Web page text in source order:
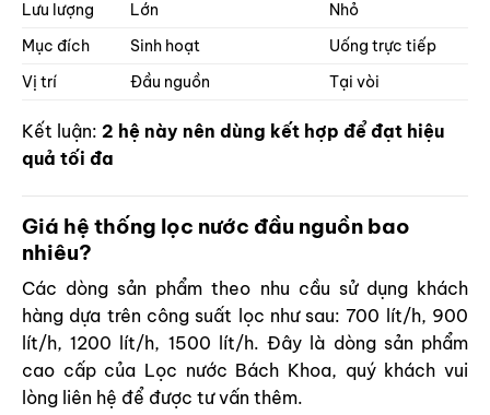
Lưu lượng
Lớn
Nhỏ
Mục đích
Sinh hoạt
Uống trực tiếp
Vị trí
Đầu nguồn Tại vòi
Kết luận: 2 hệ này nên dùng kết hợp để đạt hiệu
quả tối đa
Giá hệ thống lọc nước đầu nguồn bao
nhiêu?
Các dòng sản phẩm theo nhu cầu sử dụng khách
hàng dựa trên công suất lọc như sau: 700 lít/h, 900
lít/h, 1200 lít/h, 1500 lít/h. Đây là dòng sản phẩm
cao cấp của Lọc nước Bách Khoa, quý khách vui
lòng liên hệ để được tư vấn thêm.